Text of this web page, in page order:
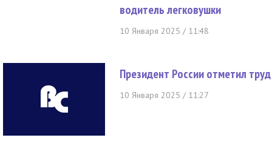
водитель легковушки
10 Января 2025 / 11:48
Президент России отметил
10 Января 2025 / 11:27